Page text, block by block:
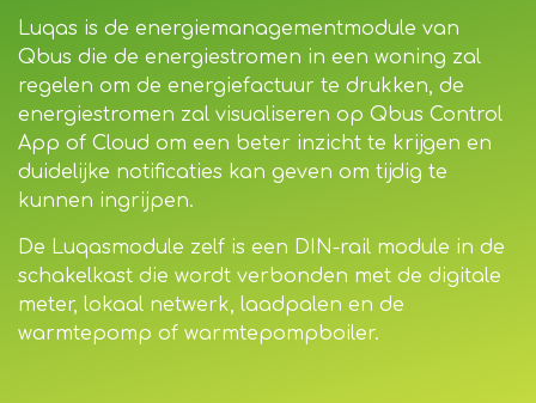
Luqas is de energiemanagementmodule van
Qbus die de energiestromen in een woning zal
regelen om de energiefactuur te drukken, de
energiestromen zal visualiseren op Qbus Control
App of Cloud om een beter inzicht te krijgen en
duidelijke notificaties kan geven om tijdig te
kunnen ingrijpen.
De Luqasmodule zelf is een DIN-rail module in de
schakelkast die wordt verbonden met de digitale
meter, lokaal netwerk, laadpalen en de
warmtepomp of warmtepompboiler.